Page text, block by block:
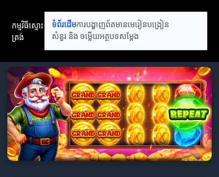
កម្មវិធីស្មោះ
ត្រង់
ទំព័រដើមការបង្ហាញព័តមានមេរៀនបង្រៀន
សំនួរ និង ចម្លើយអត្ថបទសម្តែង